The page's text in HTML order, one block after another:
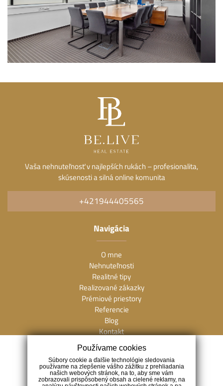
Vaša nehnuteľnosť v najlepších rukách – profesionalita,
skúsenosti a silná online komunita
+421944405565
Navigácia
O mne
Nehnuteľnosti
Realitné tipy
Realizované zákazky
Prémiové priestory
Referencie
Blog
Kontakt
Kontakt
Vietnamská 45, 821 04 Bratislava
Používame cookies
Súbory cookie a ďalšie technológie sledovania
používame na zlepšenie vášho zážitku z prehliadania
našich webových stránok, na to, aby sme vám
zobrazovali prispôsobený obsah a cielené reklamy, na